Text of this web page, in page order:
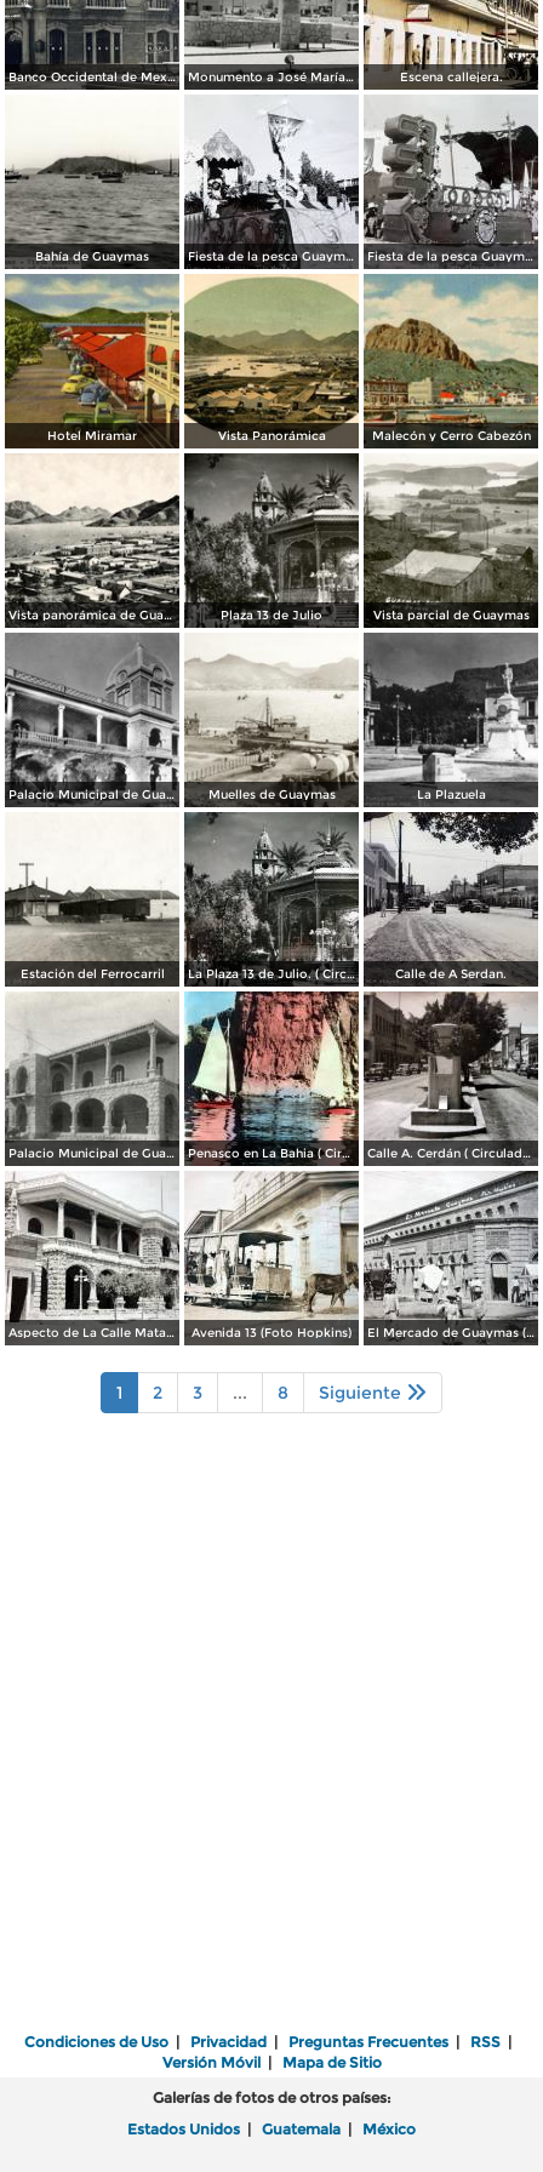
Banco Occidental de Mexico en Guaymas Sonora. Monumento a José María Yáñez Escena callejera.
Bahía de Guaymas Fiesta de la pesca Guaymas, Sonora 1949 Fiesta de la pesca Guaymas, Sonora 1949
Hotel Miramar Vista Panorámica Malecón y Cerro Cabezón
Vista panorámica de Guaymas Plaza 13 de Julio Vista parcial de Guaymas
Palacio Municipal de Guaymas Muelles de Guaymas La Plazuela
Estación del Ferrocarril La Plaza 13 de Julio. ( Circulada el 11 de Agosto de 1958 ). Calle de A Serdan.
Palacio Municipal de Guaymas Penasco en La Bahia ( Circulada el 28 de Mayo de 1944 ). Calle A. Cerdán ( Circulada el 24 de Marzo de 1952 ).
Aspecto de La Calle Matamoros ( Mayo de 1920 ). Avenida 13 (Foto Hopkins) El Mercado de Guaymas (Foto Hopkins)
1 2 3 ... 8 Siguiente
Condiciones de Uso | Privacidad | Preguntas Frecuentes | RSS |
Versión Móvil| Mapa de Sitio
Galerías de fotos de otros países:
Estados Unidos | Guatemala | México